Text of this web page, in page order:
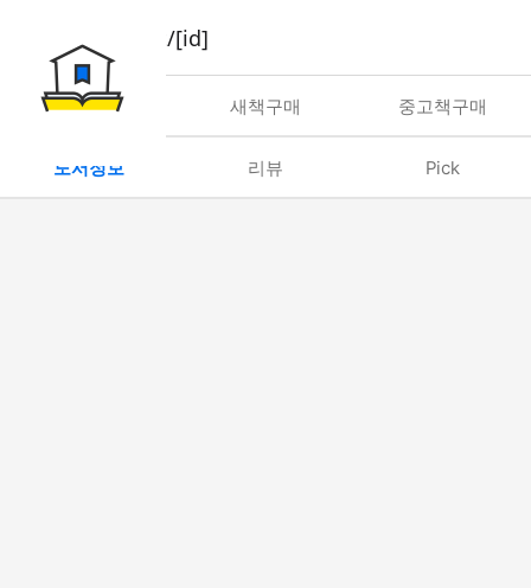
book/rent/[id]
대여 새책구매 중고책구매
도서정보 리뷰 Pick